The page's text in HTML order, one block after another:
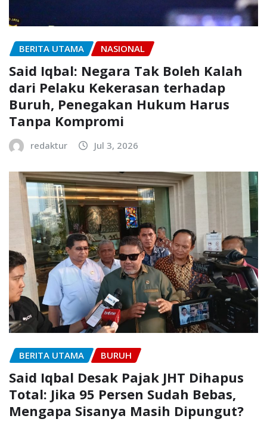
BERITA UTAMA NASIONAL
Said Iqbal: Negara Tak Boleh Kalah
dari Pelaku Kekerasan terhadap
Buruh, Penegakan Hukum Harus
Tanpa Kompromi
redaktur Jul 3, 2026
BERITA UTAMA BURUH
Said Iqbal Desak Pajak JHT Dihapus
Total: Jika 95 Persen Sudah Bebas,
Mengapa Sisanya Masih Dipungut?